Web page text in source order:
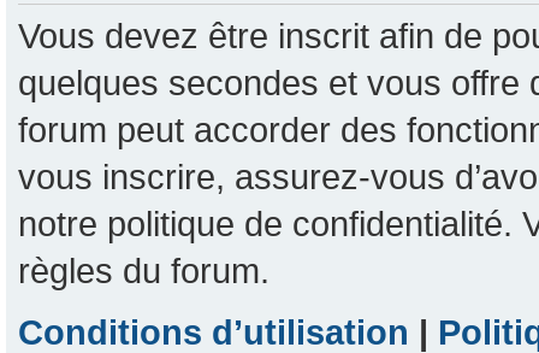
Vous devez être inscrit afin de
quelques secondes et vous offre
forum peut accorder des
vous inscrire, assurez-vous
notre politique de confidentialité.
règles du forum.
Conditions d’utilisation |